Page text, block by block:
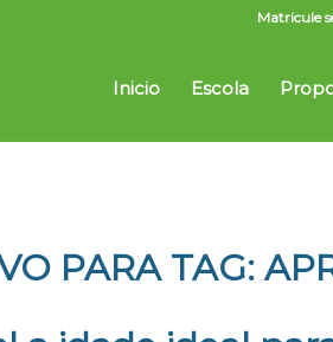
Matricule
Inicio Escola
PARA TAG: